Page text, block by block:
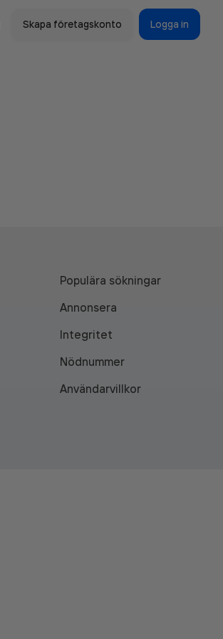
Skapa företagskonto Logga in
Populära sökningar
Annonsera
Integritet
Nödnummer
Användarvillkor